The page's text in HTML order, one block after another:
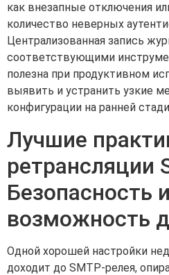
как внезапные отключения
количество неверных
Централизованная запись
соответствующими
полезна при продуктивном
выявить и устранить узкие
конфигурации на ранней
Лучшие
ретрансляции
Безопасность и
возможность
Одной хорошей настройки
доходит до SMTP-релея,